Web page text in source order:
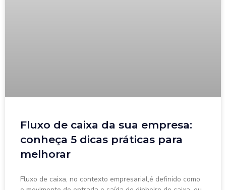
Fluxo de caixa da sua empresa:
conheça 5 dicas práticas para
melhorar
Fluxo de caixa, no contexto empresarial,é definido como